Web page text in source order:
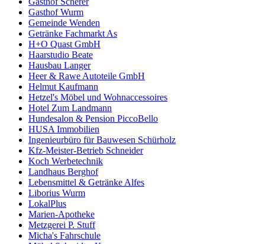
Gasthof Wurm
Gemeinde Wenden
Getränke Fachmarkt As
H+O Quast GmbH
Haarstudio Beate
Hausbau Langer
Heer & Rawe Autoteile GmbH
Helmut Kaufmann
Hetzel's Möbel und Wohnaccessoires
Hotel Zum Landmann
Hundesalon & Pension PiccoBello
HUSA Immobilien
Ingenieurbüro für Bauwesen Schürholz
Kfz-Meister-Betrieb Schneider
Koch Werbetechnik
Landhaus Berghof
Lebensmittel & Getränke Alfes
Liborius Wurm
LokalPlus
Marien-Apotheke
Metzgerei P. Stuff
Micha's Fahrschule